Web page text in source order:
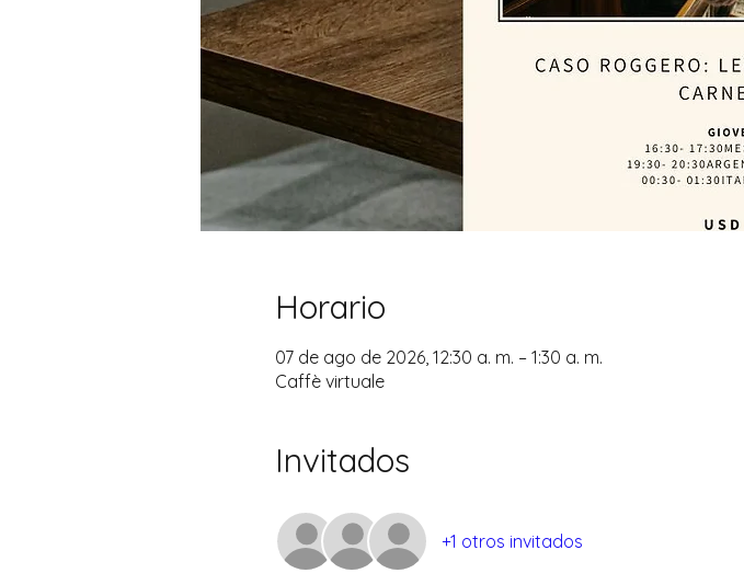
Horario
07 de ago de 2026, 12:30 a. m. – 1:30 a. m.
Caffè virtuale
Invitados
+1 otros invitados